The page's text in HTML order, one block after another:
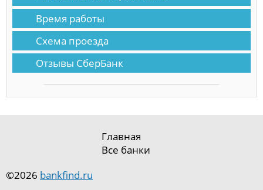
Время работы
Схема проезда
Отзывы СберБанк
Главная
Все банки
©2026 bankfind.ru